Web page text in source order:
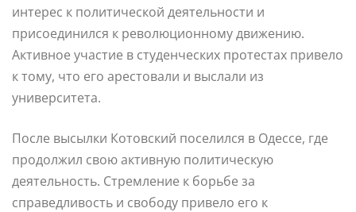
интерес к политической деятельности и
присоединился к революционному движению.
Активное участие в студенческих протестах привело
к тому, что его арестовали и выслали из
университета.
После высылки Котовский поселился в Одессе, где
продолжил свою активную политическую
деятельность. Стремление к борьбе за
справедливость и свободу привело его к